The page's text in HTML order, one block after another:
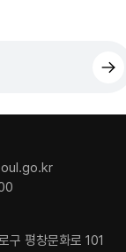
구 평창문화로 101